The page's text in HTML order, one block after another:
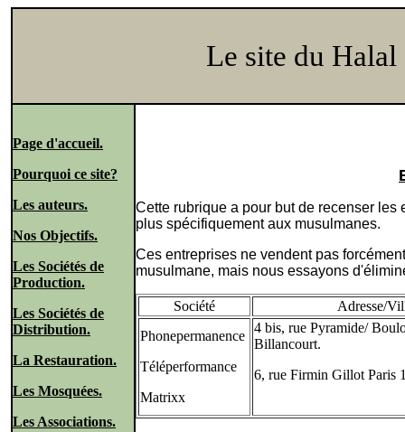
Le site du Halal
Page d'accueil.
Pourquoi ce site?
Les auteurs.
Nos Objectifs.
Les Sociétés de
Production.
Les Sociétés de
Distribution.
La Restauration.
Les Mosquées.
Les Associations.
Cette rubrique a pour but de recenser
plus spécifiquement aux musulmanes.
Ces entreprises ne vendent pas
musulmane, mais nous essayons
Société
Adresse/
Phonepermanence
Téléperformance
Matrixx
4 bis, rue Pyramide/
Billancourt.
6, rue Firmin Gillot Paris